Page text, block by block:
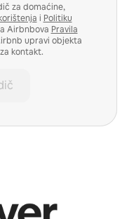
za domaćine,
i Politiku
Airbnbova Pravila
upravi objekta
kontakt.